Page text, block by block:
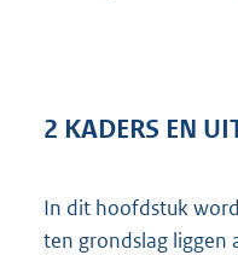
2 KADERS EN
In dit hoofdstuk
ten grondslag liggen